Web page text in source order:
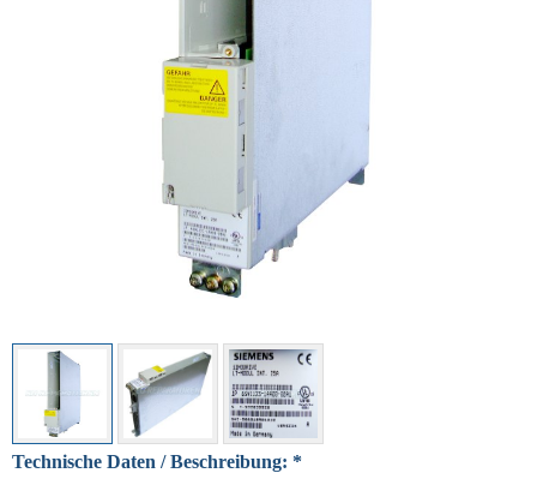
Technische Daten / Beschreibung: *